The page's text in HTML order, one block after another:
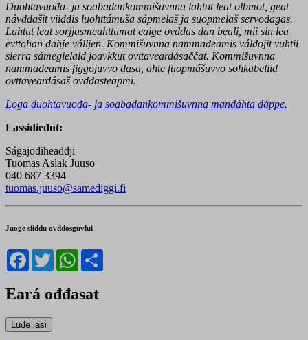
Duohtavuođa- ja soabadankommišuvnna lahtut leat olbmot, geat
návddašit viiddis luohttámuša sápmelaš ja suopmelaš servodagas.
Lahtut leat sorjjasmeahttumat eaige ovddas dan beali, mii sin lea
evttohan dahje válljen. Kommišuvnna nammadeamis váldojit vuhtii
sierra sámegielaid joavkkut ovttaveardásaččat. Kommišuvnna
nammadeamis figgojuvvo dasa, ahte fuopmášuvvo sohkabeliid
ovttaveardásaš ovddasteapmi.
Loga duohtavuođa- ja soabadankommišuvnna mandáhta dáppe.
Lassidieđut:
Ságajođiheaddji
Tuomas Aslak Juuso
040 687 3394
tuomas.juuso@samediggi.fi
Juoge siiddu ovddosguvlui
Facebook
TwitterWhatsApp
Eará ođđasat